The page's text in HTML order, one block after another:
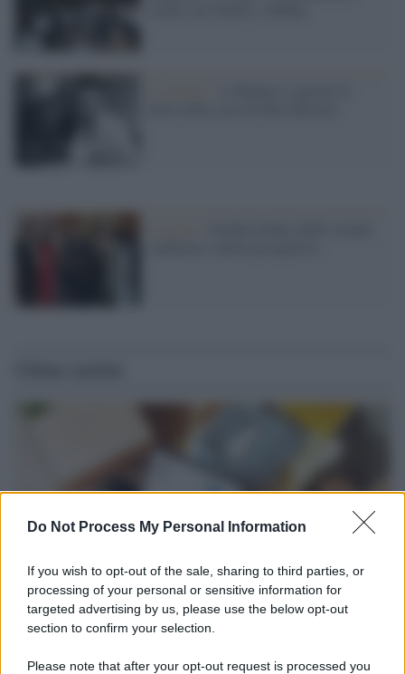
Do Not Process My Personal Information
If you wish to opt-out of the sale, sharing to third parties, or
processing of your personal or sensitive information for
targeted advertising by us, please use the below opt-out
section to confirm your selection.
Please note that after your opt-out request is processed you
Sale il numero degli acquisti online in Europa e
aumentano le vendite di articoli second hand